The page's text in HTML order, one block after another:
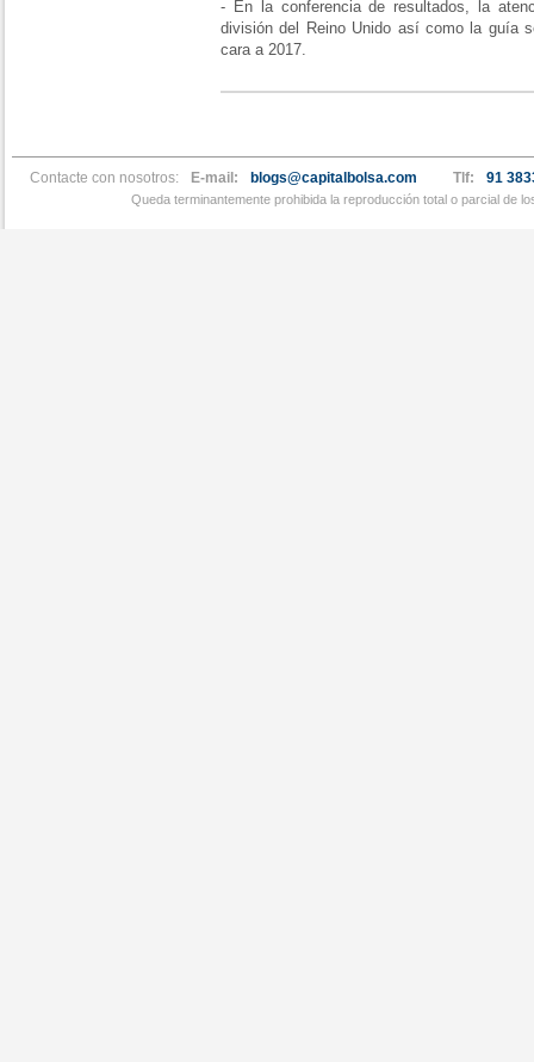
- En la conferencia de resultados, la
división del Reino Unido así como la guía
cara a 2017.
Contacte con nosotros: E-mail: blogs@capitalbolsa.com Tlf: 91
Queda terminantemente prohibida la reproducción total o parcial de